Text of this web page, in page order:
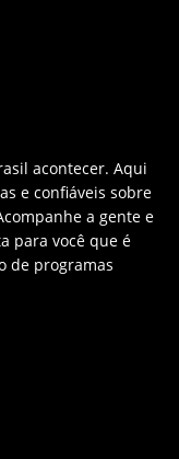
acontecer. Aqui
e confiáveis sobre
a gente e
para você que é
de programas